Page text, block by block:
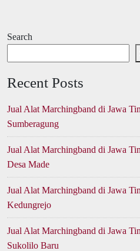
Search
Recent Posts
Jual Alat Marchingband di Jawa
Sumberagung
Jual Alat Marchingband di Jawa
Desa Made
Jual Alat Marchingband di Jawa
Kedungrejo
Jual Alat Marchingband di Jawa
Sukolilo Baru